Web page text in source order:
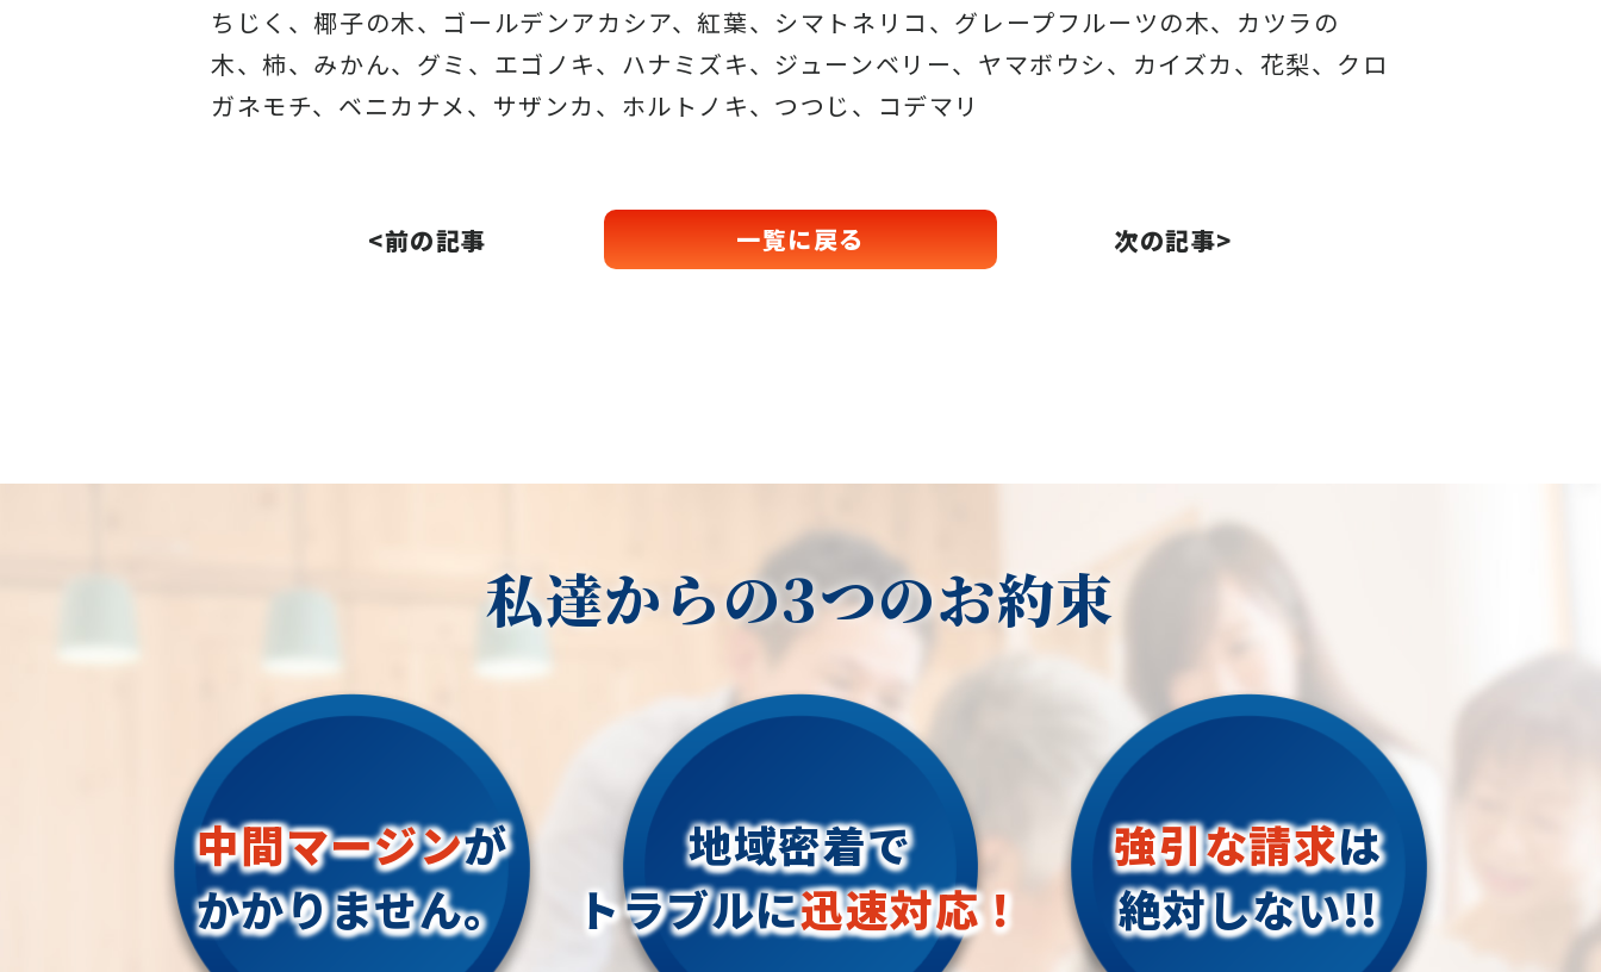
ちじく、椰子の木、 ゴールデンアカシア、紅葉、シマトネリコ、 グレープフルーツの木、カツラの
木、柿、みかん、グミ、 エゴノキ、ハナミズキ、ジューンベリー、ヤマボウシ、カイズカ、 花梨、クロ
ガネモチ、ベニカナメ、サザンカ、ホルトノキ、 つつじ、コデマリ
<前の記事 一覧に戻る 次の記事>
私達からの3つのお約束
中間マージンが
かかりません。
地域密着で
トラブルに迅速対応！
強引な請求は
絶対しない!!